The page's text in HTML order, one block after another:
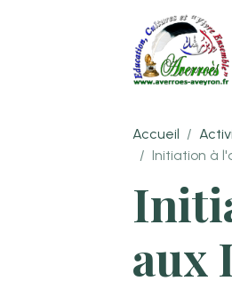
Accueil
Initiation à
aux